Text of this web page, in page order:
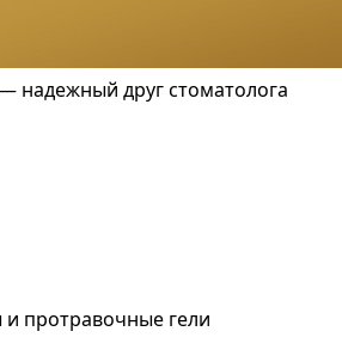
надежный друг стоматолога
протравочные гели